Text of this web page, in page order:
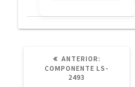
ANTERIOR:
ANTERIOR:
COMPONENTE LS-
2493